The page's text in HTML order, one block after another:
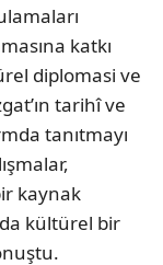
katkı
diplomasi ve
tarihî ve
tanıtmayı
kaynak
kültürel bir